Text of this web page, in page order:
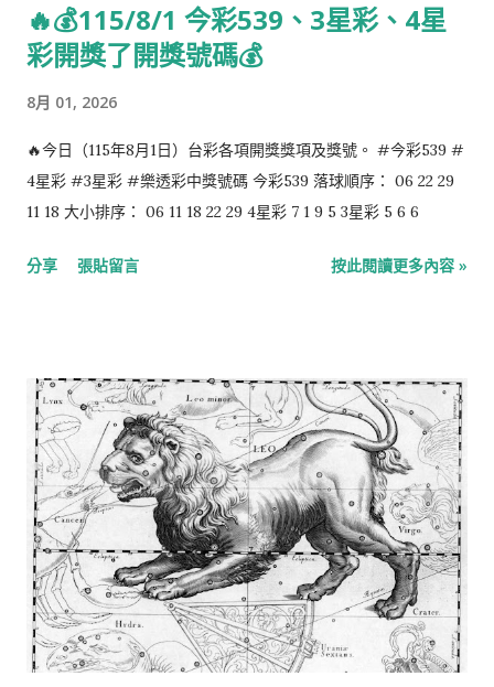
🔥💰115/8/1 今彩539、3星彩、4星
彩開獎了開獎號碼💰
8月 01, 2026
🔥今日（115年8月1日）台彩各項開獎獎項及獎號。 #今彩539 #
4星彩 #3星彩 #樂透彩中獎號碼 今彩539 落球順序： 06 22 29
11 18 大小排序： 06 11 18 22 29 4星彩 7 1 9 5 3星彩 5 6 6
分享 張貼留言 按此閱讀更多內容 »